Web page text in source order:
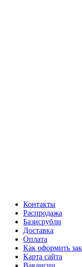
Контакты
Распродажа
Базисрубли
Доставка
Оплата
Как оформить
Карта сайта
Вакансии